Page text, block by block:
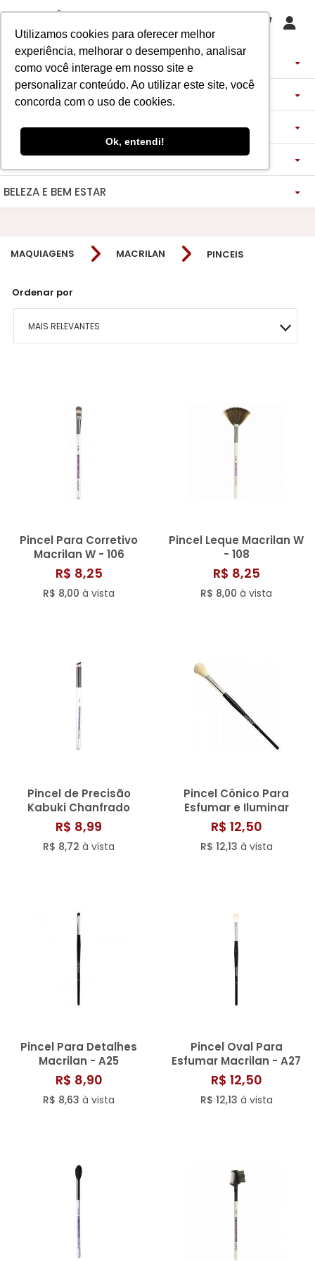
Utilizamos cookies para oferecer melhor
experiência, melhorar o desempenho, analisar
como você interage em nosso site e
personalizar conteúdo. Ao utilizar este site, você
concorda com o uso de cookies.
Ok, entendi!
PERFUMES
IMPORTADOS
FEMININO
MASCULINO
ÁRABES
FEMININO
MASCULINO
SEMI SELETIVO
FEMININO
-------------
FEMININO
MASCULINO
MINIATURAS 25ML
BRAND COLLECTION
ÁRABE COLLECTION
BODY SPLASH
HIDRATANTES
DECANTS
DECANTS DE LUXO
DECANTS ÁRABES
DESCOBERTAS
ASSINATURA DE PERFUME
ASSINATURA ROUPA
BLAZER
VESTIDOS
BOLSAS
MAQUIAGENS
LADY BEAUTY
ROSTO
BOCA
OLHOS
ROSTO
RUBY ROSE
BOCA
OLHOS
MELU
BOCA
MACRILAN
BELEZA E BEM ESTAR
MAGNUS - ENERGIA
FEM-SAÚDE MULHER
HOMO – VIGOR
NOSSO DIFERENCIAL
TECNOLOGIA MICELIZAÇÃO
DETOX ESSENCE
MAIS VITALIDADE
SONO TRANQUILO
CORAÇÃO SADIO
METABOLISMO
RESPIRAÇÃO LIVRE
MOBILIDADE ÓSSEA
FORÇA CORPORAL
FORÇA CAPILAR
FOCO MENTAL
MAQUIAGENS MACRILAN PINCEIS
Ordenar por
MAIS RELEVANTES
MAIOR PREÇO
Pincel Para Corretivo
Macrilan W - 106
R$ 8,25
R$ 8,00 à vista
Pincel Leque Macrilan W
- 108
R$ 8,25
R$ 8,00 à vista
Pincel de Precisão
Kabuki Chanfrado
Macrilan W - 123
R$ 8,99
R$ 8,72 à vista
Pincel Cônico Para
Esfumar e Iluminar
Macrilan - A28
R$ 12,50
R$ 12,13 à vista
Pincel Para Detalhes
Macrilan - A25
R$ 8,90
R$ 8,63 à vista
Pincel Oval Para
Esfumar Macrilan - A27
R$ 12,50
R$ 12,13 à vista